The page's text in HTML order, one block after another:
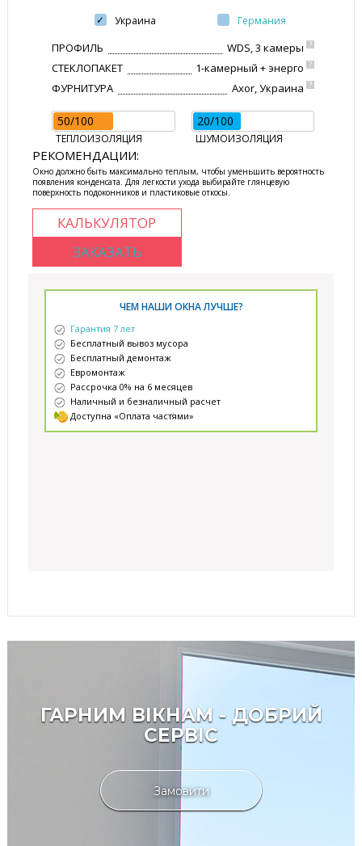
Украина Германия
ПРОФИЛЬ WDS, 3 камеры ?
СТЕКЛОПАКЕТ 1-камерный + энерго ?
ФУРНИТУРА Axor, Украина ?
50/100
ТЕПЛОИЗОЛЯЦИЯ
20/100
ШУМОИЗОЛЯЦИЯ
РЕКОМЕНДАЦИИ:
Окно должно быть максимально теплым, чтобы уменьшить вероятность
появления конденсата. Для легкости ухода выбирайте глянцевую
поверхность подоконников и пластиковые откосы.
КАЛЬКУЛЯТОР
ЗАКАЗАТЬ
ЧЕМ НАШИ ОКНА ЛУЧШЕ?
Гарантия 7 лет
Бесплатный вывоз мусора
Бесплатный демонтаж
Евромонтаж
Рассрочка 0% на 6 месяцев
Наличный и безналичный расчет
Доступна «Оплата частями»
ГАРНИМ ВІКНАМ - ДОБРИЙ
СЕРВІС
Замовити